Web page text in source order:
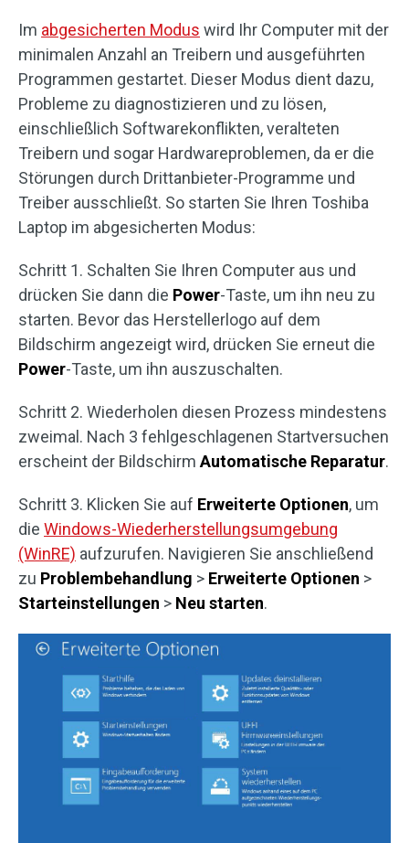
Im abgesicherten Modus wird Ihr Computer mit der
minimalen Anzahl an Treibern und ausgeführten
Programmen gestartet. Dieser Modus dient dazu,
Probleme zu diagnostizieren und zu lösen,
einschließlich Softwarekonflikten, veralteten
Treibern und sogar Hardwareproblemen, da er die
Störungen durch Drittanbieter-Programme und
Treiber ausschließt. So starten Sie Ihren Toshiba
Laptop im abgesicherten Modus:
Schritt 1. Schalten Sie Ihren Computer aus und
drücken Sie dann die Power-Taste, um ihn neu zu
starten. Bevor das Herstellerlogo auf dem
Bildschirm angezeigt wird, drücken Sie erneut die
Power-Taste, um ihn auszuschalten.
Schritt 2. Wiederholen diesen Prozess mindestens
zweimal. Nach 3 fehlgeschlagenen Startversuchen
erscheint der Bildschirm Automatische Reparatur.
Schritt 3. Klicken Sie auf Erweiterte Optionen, um
die Windows-Wiederherstellungsumgebung
(WinRE) aufzurufen. Navigieren Sie anschließend
zu Problembehandlung > Erweiterte Optionen >
Starteinstellungen > Neu starten.